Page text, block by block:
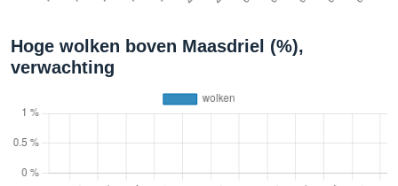
Hoge wolken boven Maasdriel (%),
verwachting